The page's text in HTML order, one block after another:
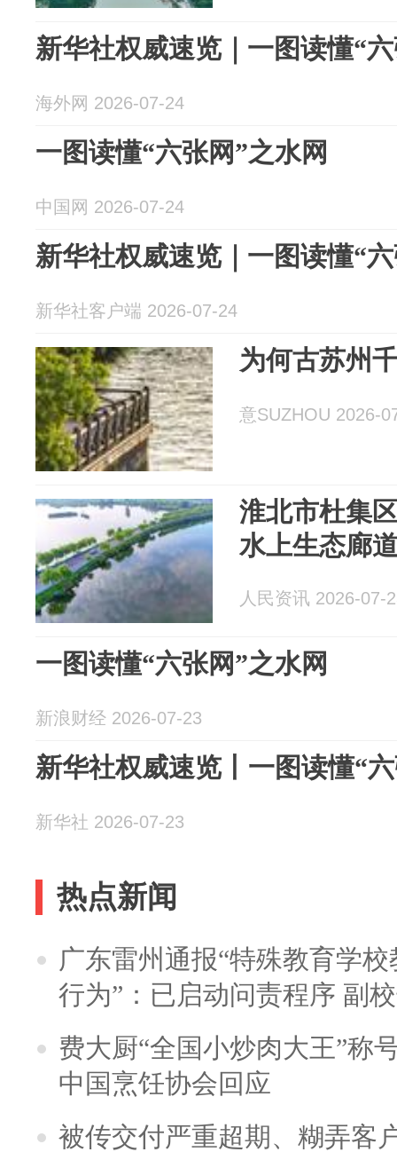
新华社权威速览｜一图读懂“
海外网 2026-07-24
一图读懂“六张网”之水网
中国网 2026-07-24
新华社权威速览｜一图读懂“
新华社客户端 2026-07-24
为何古苏州
意SUZHOU 2026-
淮北市杜集
水上生态廊
人民资讯 2026-07-
一图读懂“六张网”之水网
新浪财经 2026-07-23
新华社权威速览丨一图读懂“
新华社 2026-07-23
热点新闻
广东雷州通报“特殊教育学
行为”：已启动问责程序 副
费大厨“全国小炒肉大王”称
中国烹饪协会回应
被传交付严重超期、糊弄客